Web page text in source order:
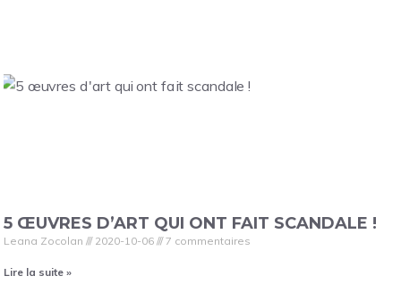
5 ŒUVRES D’ART QUI ONT FAIT SCANDALE !
Leana Zocolan 2020-10-06 7 commentaires
Lire la suite »